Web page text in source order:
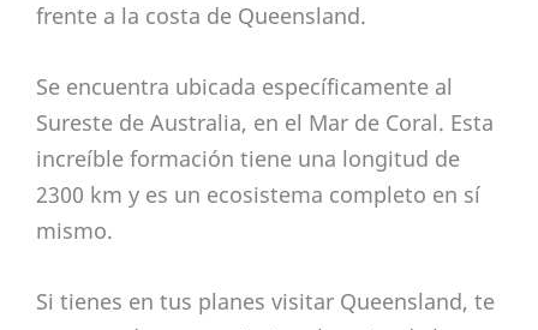
frente a la costa de Queensland.
Se encuentra ubicada específicamente al
Sureste de Australia, en el Mar de Coral. Esta
increíble formación tiene una longitud de
2300 km y es un ecosistema completo en sí
mismo.
Si tienes en tus planes visitar Queensland, te